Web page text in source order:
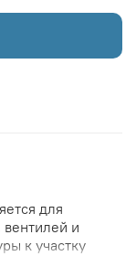
для
и
к участку